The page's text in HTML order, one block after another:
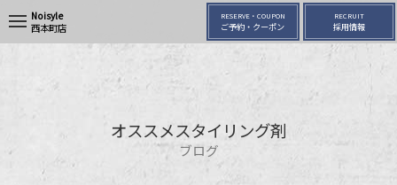
Noisyle
西本町店
RESERVE・COUPON
ご予約・クーポン
RECRUIT
採用情報
オススメスタイリング剤
ブログ
t
g